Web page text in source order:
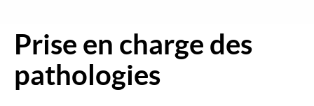
Image
Prise en charge des
pathologies